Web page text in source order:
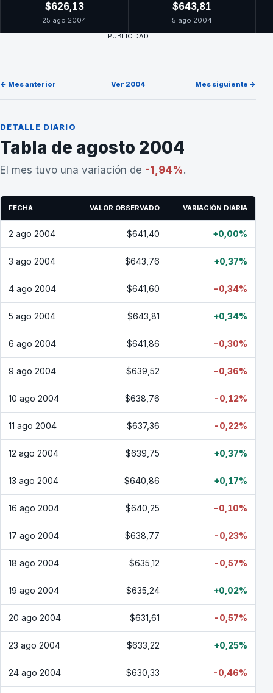
$626,13
25 ago 2004
$643,81
5 ago 2004
PUBLICIDAD
← Mes anterior Ver 2004 Mes siguiente →
DETALLE DIARIO
Tabla de agosto 2004
El mes tuvo una variación de -1,94%.
FECHA VALOR OBSERVADO VARIACIÓN DIARIA
2 ago 2004 $641,40 +0,00%
3 ago 2004 $643,76 +0,37%
4 ago 2004 $641,60 -0,34%
5 ago 2004 $643,81 +0,34%
6 ago 2004 $641,86 -0,30%
9 ago 2004 $639,52 -0,36%
10 ago 2004 $638,76 -0,12%
11 ago 2004 $637,36 -0,22%
12 ago 2004 $639,75 +0,37%
13 ago 2004 $640,86 +0,17%
16 ago 2004 $640,25 -0,10%
17 ago 2004 $638,77 -0,23%
18 ago 2004 $635,12 -0,57%
19 ago 2004 $635,24 +0,02%
20 ago 2004 $631,61 -0,57%
23 ago 2004 $633,22 +0,25%
24 ago 2004 $630,33 -0,46%